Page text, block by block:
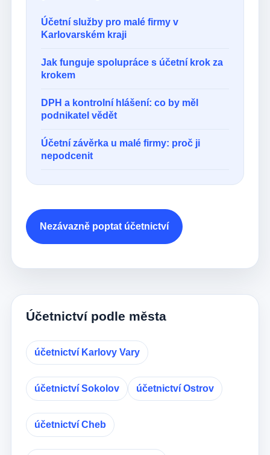
Účetní služby pro malé firmy v
Karlovarském kraji
Jak funguje spolupráce s účetní krok za
krokem
DPH a kontrolní hlášení: co by měl
podnikatel vědět
Účetní závěrka u malé firmy: proč ji
nepodcenit
Nezávazně poptat účetnictví
Účetnictví podle města
účetnictví Karlovy Vary
účetnictví Sokolov účetnictví Ostrov
účetnictví Cheb